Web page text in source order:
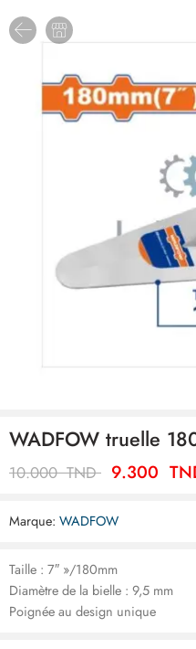
WADFOW truelle
10.000TND 9.300
Marque: WADFOW
Taille : 7″ »/180mm
Diamètre de la bielle : 9,5 mm
Poignée au design unique